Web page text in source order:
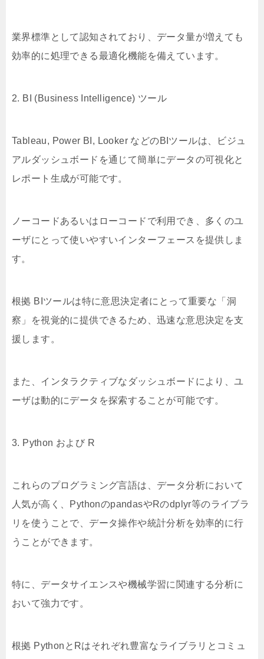
業界標準として認知されており、データ量が増えても
効率的に処理できる最適化機能を備えています。
2. BI (Business Intelligence) ツール
Tableau, Power BI, Looker などのBIツールは、ビジュ
アルダッシュボードを通じて簡単にデータの可視化と
レポート生成が可能です。
ノーコードあるいはローコードで利用でき、多くのユ
ーザにとって使いやすいインターフェースを提供しま
す。
根拠 BIツールは特に意思決定者にとって重要な「洞
察」を視覚的に提供できるため、迅速な意思決定を支
援します。
また、インタラクティブなダッシュボードにより、ユ
ーザは動的にデータを探索することが可能です。
3. Python および R
これらのプログラミング言語は、データ分析において
人気が高く、PythonのpandasやRのdplyr等のライブラ
リを使うことで、データ操作や統計分析を効率的に行
うことができます。
特に、データサイエンスや機械学習に関連する分析に
おいて強力です。
根拠 PythonとRはそれぞれ豊富なライブラリとコミュ